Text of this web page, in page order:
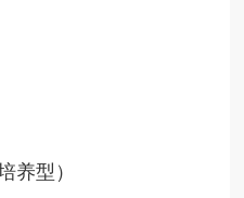
养型）